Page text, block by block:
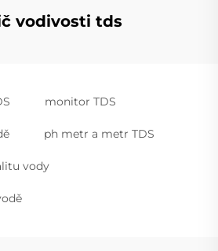
vodivosti tds
monitor TDS
ph metr a metr TDS
vody